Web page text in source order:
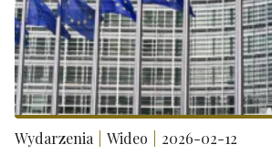
Wydarzenia Wideo 2026-02-12